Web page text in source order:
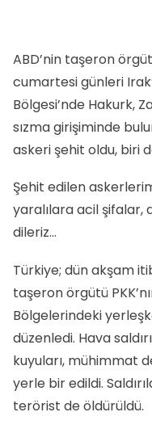
ABD’nin taşeron
cumartesi günleri
Bölgesi’nde Hakurk,
sızma girişiminde
askeri şehit oldu, biri
Şehit edilen
yaralılara acil şifalar,
dileriz…
Türkiye; dün akşam
taşeron örgütü
Bölgelerindeki
düzenledi. Hava
kuyuları, mühimmat
yerle bir edildi.
terörist de öldürüldü.